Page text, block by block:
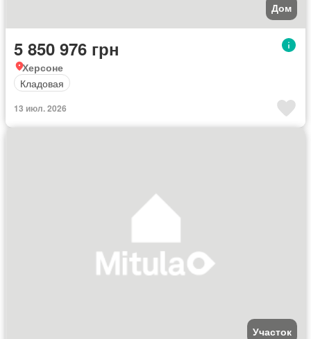
Дом
5 850 976 грн
Херсоне
Кладовая
13 июл. 2026
Участок